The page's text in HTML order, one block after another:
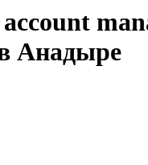
Анадыре